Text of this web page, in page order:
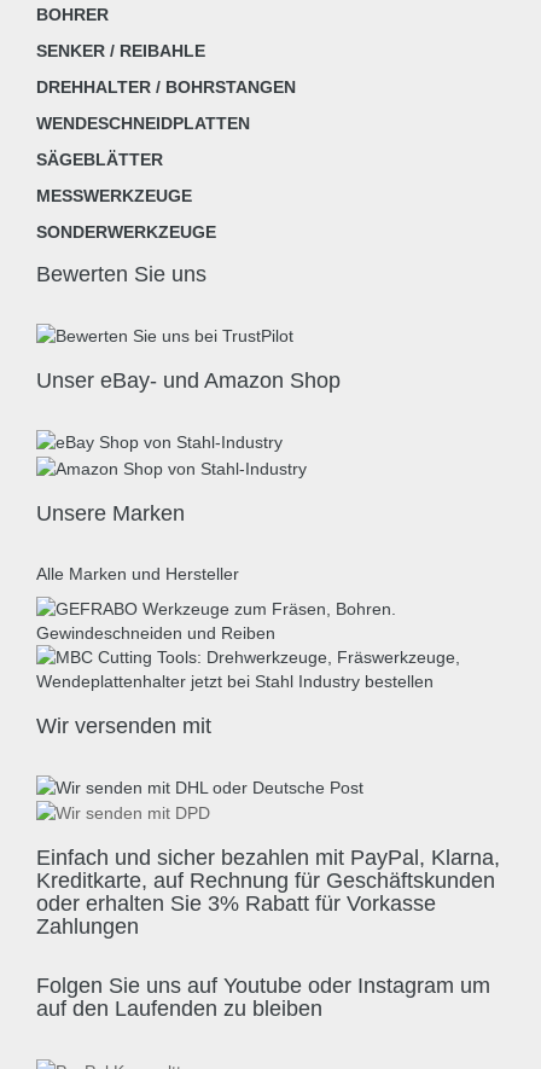
BOHRER
SENKER / REIBAHLE
DREHHALTER / BOHRSTANGEN
WENDESCHNEIDPLATTEN
SÄGEBLÄTTER
MESSWERKZEUGE
SONDERWERKZEUGE
Bewerten Sie uns
Unser eBay- und Amazon Shop
Unsere Marken
Alle Marken und Hersteller
Wir versenden mit
Einfach und sicher bezahlen mit PayPal, Klarna,
Kreditkarte, auf Rechnung für Geschäftskunden
oder erhalten Sie 3% Rabatt für Vorkasse
Zahlungen
Folgen Sie uns auf Youtube oder Instagram um
auf den Laufenden zu bleiben